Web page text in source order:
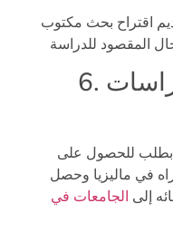
اقتراح بحث مكتوب
6. القبول في برامج الدراسات
بطلب للحصول على
في ماليزيا وحصل
إلى الجامعات في